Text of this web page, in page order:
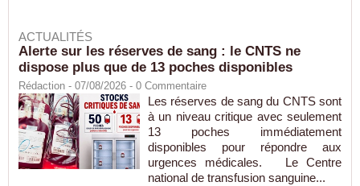
ACTUALITÉS
Alerte sur les réserves de sang : le CNTS ne
dispose plus que de 13 poches disponibles
Rédaction - 07/08/2026 - 0 Commentaire
Les réserves de sang du CNTS sont
à un niveau critique avec seulement
13 poches immédiatement
disponibles pour répondre aux
urgences médicales. Le Centre
national de transfusion sanguine...